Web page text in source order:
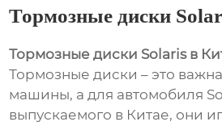
Тормозные диски
Тормозные диски Solaris в
Тормозные диски – это
машины, а для автомобиля
выпускаемого в Китае, они